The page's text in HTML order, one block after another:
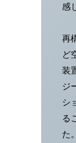
感
再
ど
装
ジ
シ
る
た。